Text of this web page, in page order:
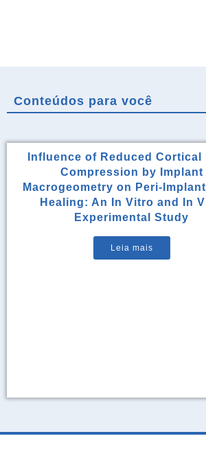
Conteúdos para você
Influence of Reduced Cortical
Compression by Implant
Macrogeometry on Peri-
Healing: An In Vitro and In
Experimental Study
Leia mais